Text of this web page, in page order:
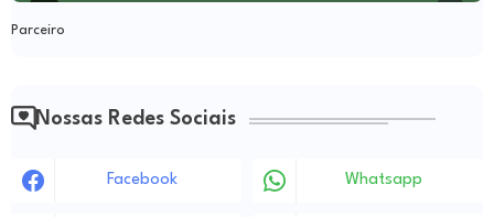
Parceiro
Nossas Redes Sociais
Facebook Whatsapp